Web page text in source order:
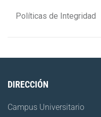
Políticas de Integridad
DIRECCIÓN
Campus Universitario